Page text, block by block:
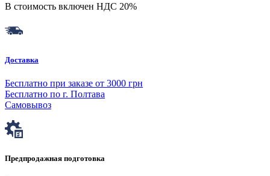
В стоимость включен НДС 20%
Доставка
Бесплатно при заказе от 3000 грн
Бесплатно по г. Полтава
Самовывоз
Предпродажная подготовка